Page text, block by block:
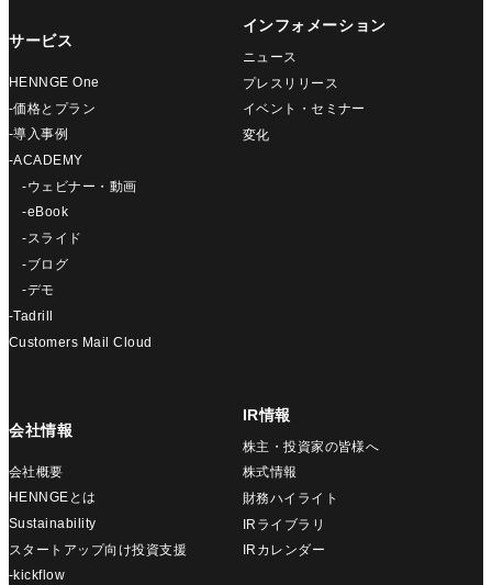
サービス
HENNGE One
-価格とプラン
-導入事例
-ACADEMY
-ウェビナー・動画
-eBook
-スライド
-ブログ
-デモ
-Tadrill
Customers Mail Cloud
インフォメーション
ニュース
プレスリリース
イベント・セミナー
変化
会社情報
会社概要
HENNGEとは
Sustainability
スタートアップ向け投資支援
-kickflow
IR情報
株主・投資家の皆様へ
株式情報
財務ハイライト
IRライブラリ
IRカレンダー